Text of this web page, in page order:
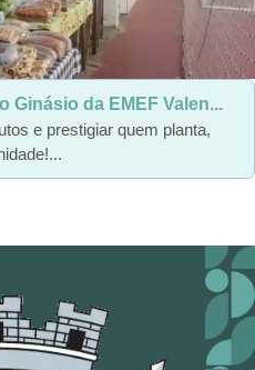
Ginásio da EMEF Valen...
e prestigiar quem planta,